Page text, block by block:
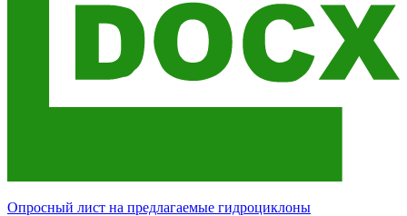
Опросный лист на предлагаемые гидроциклоны